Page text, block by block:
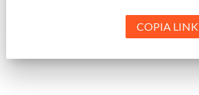
COPIA LINK